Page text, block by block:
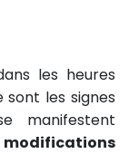
les heures
les signes
manifestent
modifications